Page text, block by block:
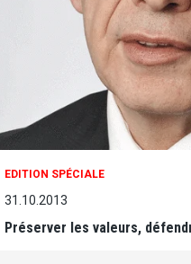
EDITION SPÉCIALE
31.10.2013
Préserver les valeurs,